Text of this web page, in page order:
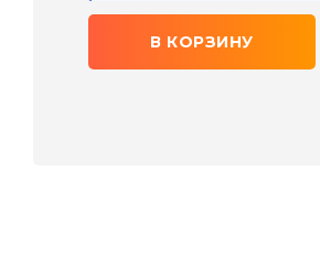
В КОРЗИНУ